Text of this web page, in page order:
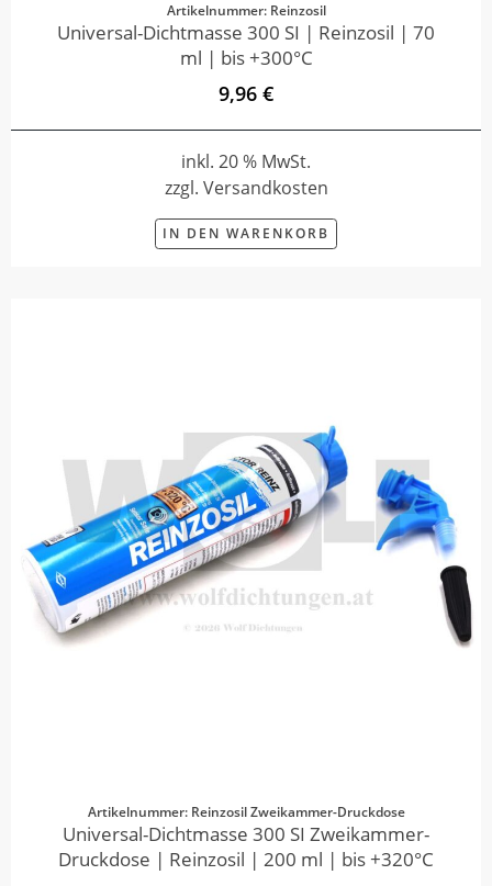
Artikelnummer: Reinzosil
Universal-Dichtmasse 300 SI | Reinzosil | 70
ml | bis +300°C
9,96 €
inkl. 20 % MwSt.
zzgl. Versandkosten
IN DEN WARENKORB
Artikelnummer: Reinzosil Zweikammer-Druckdose
Universal-Dichtmasse 300 SI Zweikammer-
Druckdose | Reinzosil | 200 ml | bis +320°C